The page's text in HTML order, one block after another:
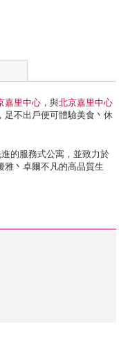
嘉里中心 ，與北京嘉里中心
足不出戶便可體驗美食丶休
的服務式公寓，並致力於
雅丶卓爾不凡的高品質生